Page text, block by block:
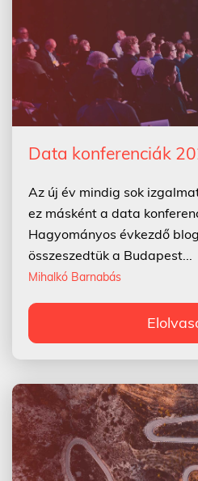
Data konferenciák
Az új év mindig sok
ez másként a data
Hagyományos évkezdő
összeszedtük a Budapest...
Mihalkó Barnabás